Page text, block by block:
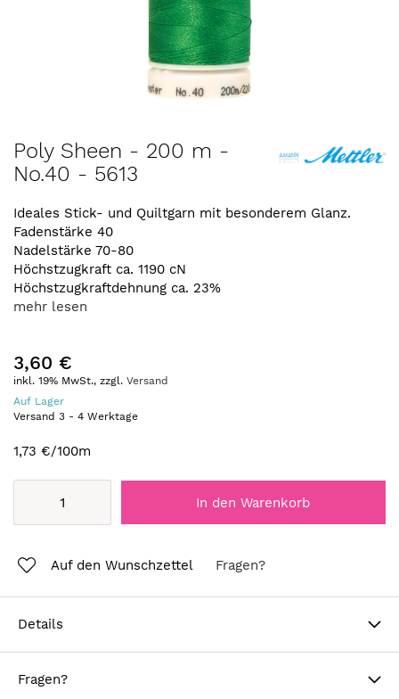
Zum
Anfang
der
springen
Poly Sheen - 200 m -
No.40 - 5613
Ideales Stick- und Quiltgarn mit besonderem Glanz.
Fadenstärke 40
Nadelstärke 70-80
Höchstzugkraft ca. 1190 cN
Höchstzugkraftdehnung ca. 23%
mehr lesen
3,60 €
inkl. 19% MwSt., zzgl. Versand
Auf Lager
Versand 3 - 4 Werktage
1,73 €/100m
In den Warenkorb
Auf den Wunschzettel Fragen?
Details
Fragen?